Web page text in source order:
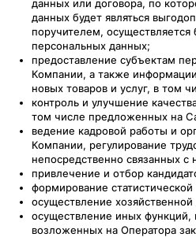
данных или договора, по
данных будет являться
поручителем, осуществляется
персональных данных;
предоставление субъектам
Компании, а также
новых товаров и услуг, в том
контроль и улучшение
том числе предложенных на
ведение кадровой работы и
Компании, регулирование
непосредственно связанных
привлечение и отбор
формирование статистической
осуществление хозяйственной
осуществление иных
возложенных на Оператора